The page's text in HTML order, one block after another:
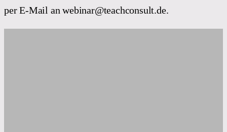
per E-Mail an webinar@teachconsult.de.